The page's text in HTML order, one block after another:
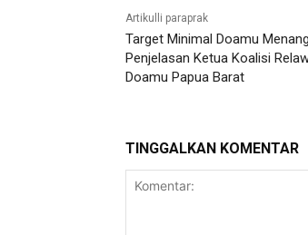
Artikulli paraprak
Target Minimal Doamu
Penjelasan Ketua Koalisi
Doamu Papua Barat
TINGGALKAN KOMENTAR